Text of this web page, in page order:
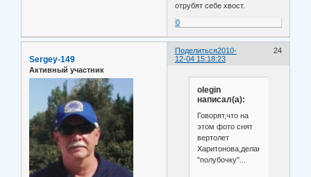
отрубят себе хвост.
0
Поделиться 24
2010-
12-04 15:18:23
Sergey-149
Активный участник
olegin
написал(а):
Говорят,что на
этом фото снят
вертолет
Харитонова,делающий
"полубочку"...